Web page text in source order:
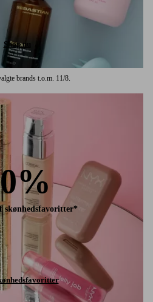
Shop nu
brands t.o.m. 11/8.
skønhedsfavoritter*